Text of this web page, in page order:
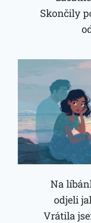
Skončily
Na
odjeli
Vrátila